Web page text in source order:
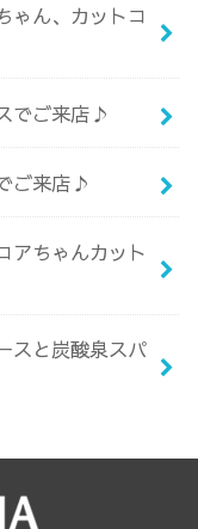
ゃん、カットコ
でご来店♪
ご来店♪
アちゃんカット
スと炭酸泉スパ